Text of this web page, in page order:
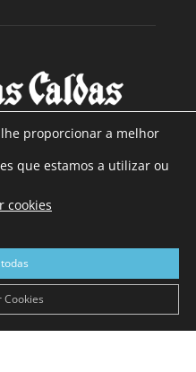
NÓS
e mais de 90 anos de
de 40.000 leitores por
distribuição em Portugal
online.
proporcionar a melhor
que estamos a utilizar ou
cookies